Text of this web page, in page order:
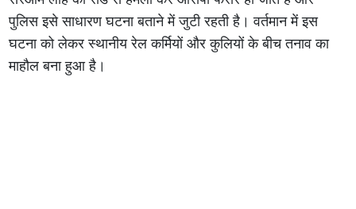
पुलिस इसे साधारण घटना बताने में जुटी रहती है। वर्तमान में इस
घटना को लेकर स्थानीय रेल कर्मियों और कुलियों के बीच तनाव का
माहौल बना हुआ है।